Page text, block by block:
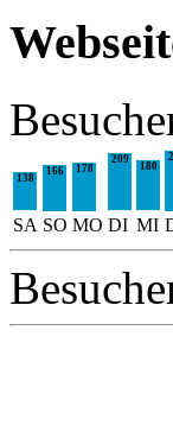
138
166 178
209
180
SA SO MO DI MI